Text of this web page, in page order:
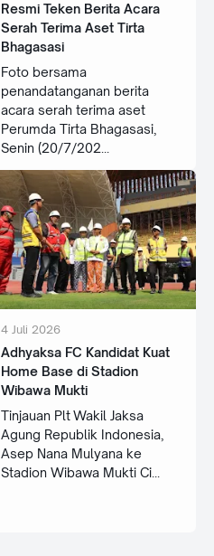
Resmi Teken Berita Acara
Serah Terima Aset Tirta
Bhagasasi
Foto bersama
penandatanganan berita
acara serah terima aset
Perumda Tirta Bhagasasi,
Senin (20/7/202
4 Juli 2026
Adhyaksa FC Kandidat Kuat
Home Base di Stadion
Wibawa Mukti
Tinjauan Plt Wakil Jaksa
Agung Republik Indonesia,
Asep Nana Mulyana ke
Stadion Wibawa Mukti Ci